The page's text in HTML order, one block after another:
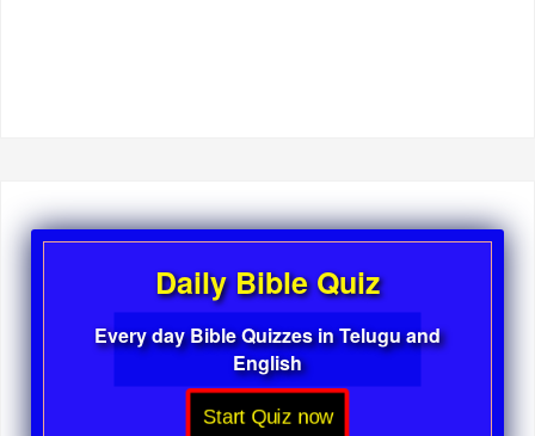
Daily Bible Quiz
Every day Bible Quizzes in Telugu and
English
Start Quiz now